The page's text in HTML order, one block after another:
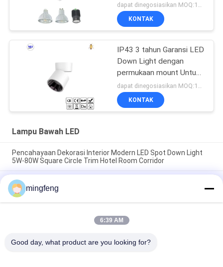
dapat dinegosiasikan MOQ:10PCS
KONTAK
IP43 3 tahun Garansi LED
Down Light dengan
permukaan mount Untuk
penggunaan rumah di
pusat perbelanjaan
dapat dinegosiasikan MOQ:10 pcs
KONTAK
Lampu Bawah LED
Pencahayaan Dekorasi Interior Modern LED Spot Down Light
5W-80W Square Circle Trim Hotel Room Corridor
295LM 100 ° IP65 5W Dimmable LED Down Lights Lampu Sorot
Kabinet
Energi Cri Tinggi Untuk Ruang Tamu
Bad Request
mingfeng
6:39 AM
Good day, what product are you looking for?